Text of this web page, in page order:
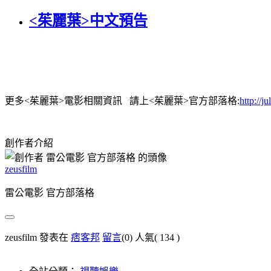
<茱麗葉>中文預告
更多<茱麗葉>電影相關資訊 請上<茱麗葉>官方部落格:http://
創作者介紹
zeusfilm
雷公電影 官方部落格
zeusfilm 發表在 痞客邦 留言(0) 人氣( 134 )